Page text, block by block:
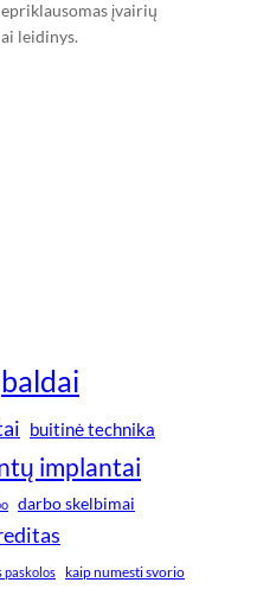
įvairių
leidinys.
baldai
buitinė technika
implantai
darbo skelbimai
paskolos kaip numesti svorio